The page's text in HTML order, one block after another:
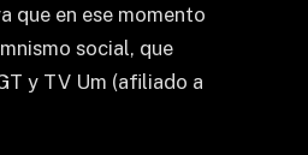
que en ese momento
social, que
y TV Um (afiliado a